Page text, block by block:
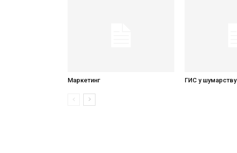
Маркетинг ГИС у шумарству